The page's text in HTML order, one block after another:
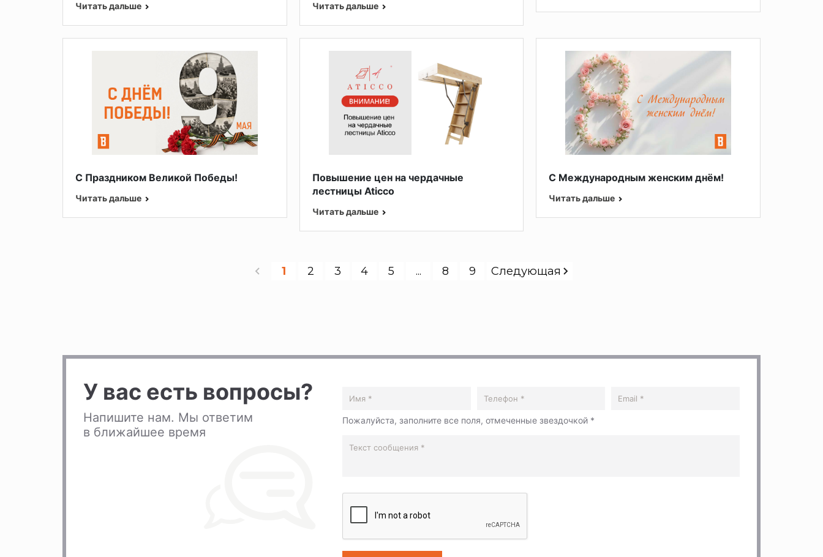
Читать дальше Читать дальше
С Праздником Великой Победы!
Читать дальше
Повышение цен на чердачные
лестницы Aticco
Читать дальше
С Международным женским днём!
Читать дальше
1 2 3 4 5 ... 8 9 Следующая
У вас есть вопросы?
Напишите нам. Мы ответим
в ближайшее время
Пожалуйста, заполните все поля, отмеченные звездочкой *